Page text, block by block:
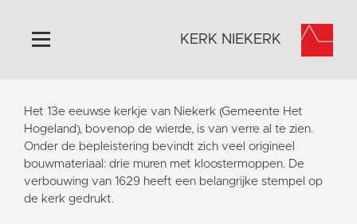
Home
Algemeen
Historie
Omgeving
Activiteiten
KERK NIEKERK
Het 13e eeuwse kerkje van Niekerk (Gemeente Het
Hogeland), bovenop de wierde, is van verre al te zien.
Onder de bepleistering bevindt zich veel origineel
bouwmateriaal: drie muren met kloostermoppen. De
verbouwing van 1629 heeft een belangrijke stempel op
de kerk gedrukt.